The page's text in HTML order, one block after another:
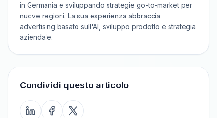
in Germania e sviluppando strategie go-to-market per
nuove regioni. La sua esperienza abbraccia
advertising basato sull'AI, sviluppo prodotto e strategia
aziendale.
Condividi questo articolo